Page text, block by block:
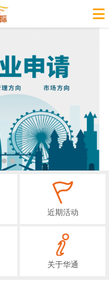
近期活动
关于华通